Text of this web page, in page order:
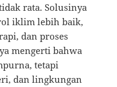
rata. Solusinya
iklim lebih baik,
dan proses
mengerti bahwa
tetapi
dan lingkungan